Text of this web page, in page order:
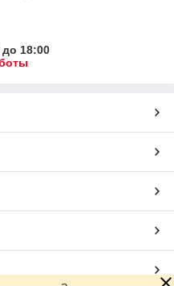
до 18:00